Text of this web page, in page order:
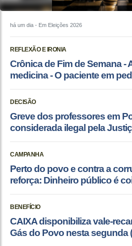
há um dia - Em Eleições 2026
REFLEXÃO E IRONIA
Crônica de Fim de Semana -
medicina - O paciente em
DECISÃO
Greve dos professores em
considerada ilegal pela
CAMPANHA
Perto do povo e contra a
reforça: Dinheiro público é
BENEFÍCIO
CAIXA disponibiliza vale-
Gás do Povo nesta segunda